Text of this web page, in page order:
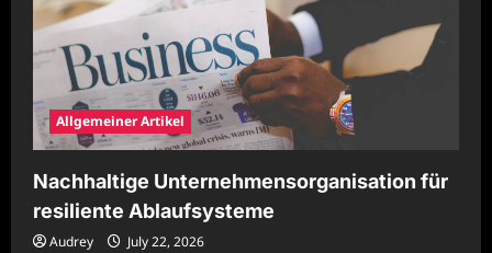
Allgemeiner Artikel
Nachhaltige Unternehmensorganisation für
resiliente Ablaufsysteme
Audrey July 22, 2026